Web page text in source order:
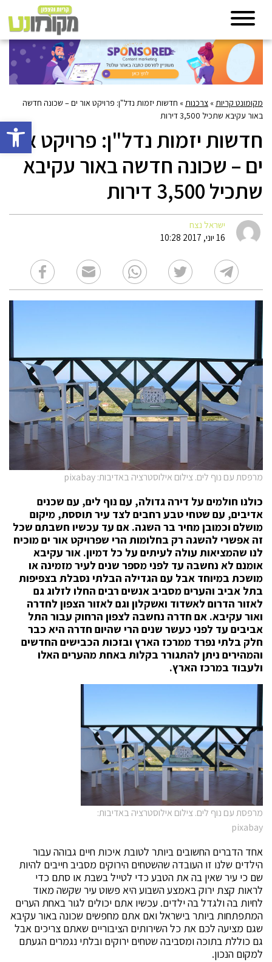
פתח
מקומונט קריות » צרכנות » חדשות יזמות נדל"ן: פרויקט אור ים – שכונה חדשה
באור עקיבא שתכיל 3,500 דירות
חדשות יזמות נדל"ן: פרויקט אור
ים – שכונה חדשה באור עקיבא
שתכיל 3,500 דירות
ישראל נצח
16 יוני, 2017 10:28
מרפסת עם נוף לים. צילום אילוסטרציה באדיבות: pixabay
כולנו חולמים על דירה גדולה, עם נוף לים, עם שכנים
אדיבים, עם שטחי טבע רחבים לצד עיר תוססת, מיקום
מושלם וכמובן מחיר בר השגה. אם עד עכשיו חשבתם שכל
זה אפשרי להשגה רק בחלומות הרי שפרויקט אור ים מוכיח
לנו שהמציאות עולה לעיתים על כל דמיון. אור עקיבא
אומנם לא נחשבה עד לפני מספר שנים לעיר מזמינה או
מושכת במיוחד אבל עם הגדילה הבלתי נסבלת בצפיפות
בתל אביב והערים מסביב אנשים רבים החלו לזלוג גם
לאזור הדרום לאשדוד ואשקלון וגם לאזור הצפון לחדרה
ואור עקיבא. אם חדרה נחשבה לצפון הרחוק עבור התל
אביבים עד לפני כעשר שנים הרי שהיום חדרה היא כבר
חלק בלתי נפרד ממרכז הארץ ובזכות הכבישים החדשים
והמהירים ניתן להתגורר בקלות באחת מהערים האלו
ולעבוד במרכז הארץ.
מרפסת עם נוף לים. צילום אילוסטרציה באדיבות:
pixabay
אחד הדברים החשובים ביותר לטובת איכות חיים גבוהה עבור
הילדים שלנו זו העובדה שהשטחים הירוקים מסביב חייבים להיות
שם כי עיר שאין בה את הטבע כדי לטייל בשבת או סתם כדי
לראות קצת ירוק באמצע השבוע היא פשוט עיר שקשה מאוד
לחיות בה ולגדל בה ילדים. עכשיו אתם יכולים לגור באחת הערים
המתפתחות ביותר בישראל ואם אתם מחפשים שכונה באור עקיבא
שגם מציעה לכם את כל השירותים הציבוריים שאתם צריכים אבל
גם כוללת בתוכה ומסביבה שטחים ירוקים ובלתי נגמרים הגעתם
למקום הנכון.